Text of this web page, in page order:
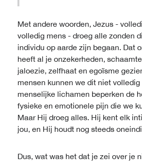
Met andere woorden, Jezus -
volledig mens - droeg alle zonden
individu op aarde zijn begaan. Dat
heeft al je onzekerheden,
jaloezie, zelfhaat en egoïsme
mensen kunnen we dit niet
menselijke lichamen beperken de
fysieke en emotionele pijn die we
Maar Hij droeg alles. Hij kent elk
jou, en Hij houdt nog steeds
Dus, wat was het dat je zei over je